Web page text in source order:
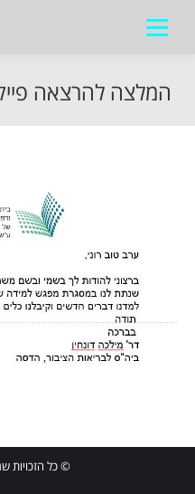
המלצה להרצאה פייק
© כל הזכויות